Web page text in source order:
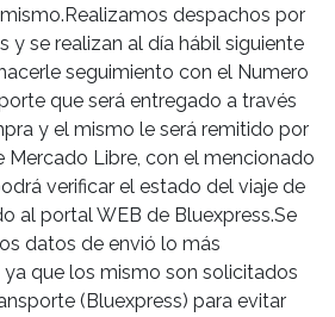
despachos por
y se realizan al día hábil siguiente
seguimiento con el Numero
que será entregado a través
y el mismo le será remitido por
Mercado Libre, con el mencionado
verificar el estado del viaje de
al portal WEB de Bluexpress.Se
datos de envió lo más
que los mismo son solicitados
(Bluexpress) para evitar